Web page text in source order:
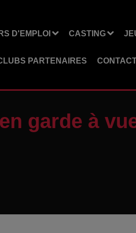
D'EMPLOI CASTING
PARTENAIRES
garde à